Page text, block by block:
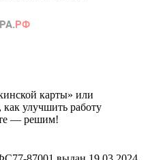
карты» или
как улучшить работу
— решим!